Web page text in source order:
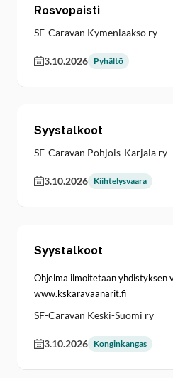
Rosvopaisti
SF-Caravan Kymenlaakso ry
3.10.2026 Pyhältö
Syystalkoot
SF-Caravan Pohjois-Karjala ry
3.10.2026 Kiihtelysvaara
Syystalkoot
Ohjelma ilmoitetaan yhdistyksen
www.kskaravaanarit.fi
SF-Caravan Keski-Suomi ry
3.10.2026 Konginkangas